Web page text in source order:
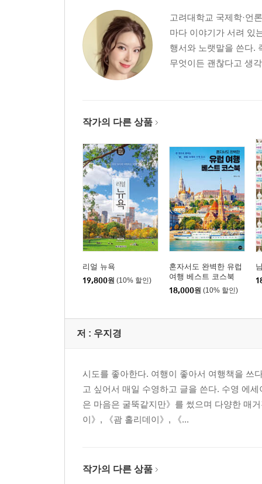
미션 6 여행 경비를 준비하자
D-1 미션 7 완벽하게 짐 꾸리기
D-day 미션 8 포르투갈 입국하기
꼭 알아야 할 포르투갈 필수 정보
고려대학교 국제학·언
마다 이야기가 서려 있
행서와 노랫말을 쓴다.
무엇이든 괜찮다고 생
작가의 다른 상품
리얼 뉴욕
19,800원 (10% 할인)
혼자서도 완벽한 유럽
여행 베스트 코스북
18,000원 (10% 할인)
저 : 우지경
시도를 좋아한다. 여행이 좋아서 여행책을 쓰
고 싶어서 매일 수영하고 글을 쓴다. 수영 에
은 마음은 굴뚝같지만》를 썼으며 다양한 매
이》, 《괌 홀리데이》, 《...
작가의 다른 상품